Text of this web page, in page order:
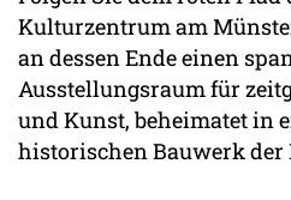
Kulturzentrum am
an dessen Ende einen
Ausstellungsraum für
und Kunst, beheimatet in
historischen Bauwerk der